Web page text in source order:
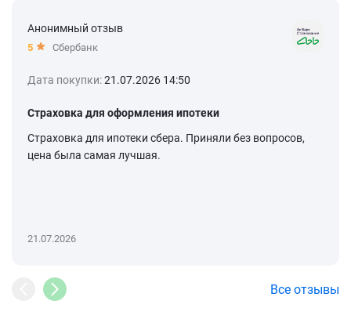
Анонимный отзыв
5 Сбербанк
Дата покупки:21.07.2026 14:50
Страховка для оформления ипотеки
Страховка для ипотеки сбера. Приняли без вопросов,
цена была самая лучшая.
21.07.2026
Все отзывы